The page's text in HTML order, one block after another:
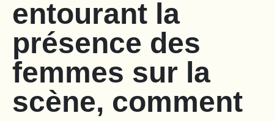
entourant la
présence des
femmes sur la
scène, comment